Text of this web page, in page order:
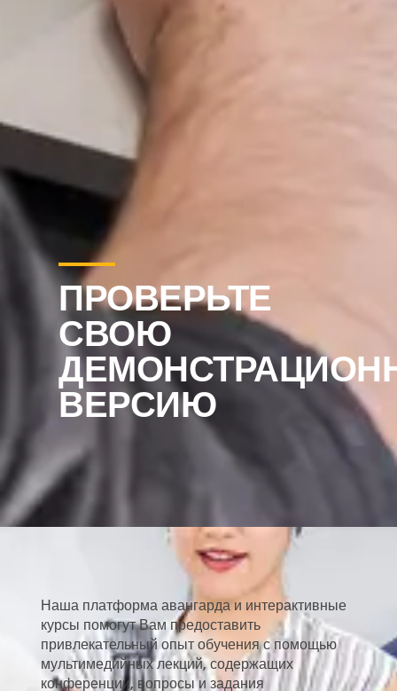
ПРОВЕРЬТЕ
СВОЮ
ВЕРСИЮ
Наша платформа авангарда и интерактивные
курсы помогут Вам предоставить
привлекательный опыт обучения с помощью
мультимедийных лекций, содержащих
конференции, вопросы и задания